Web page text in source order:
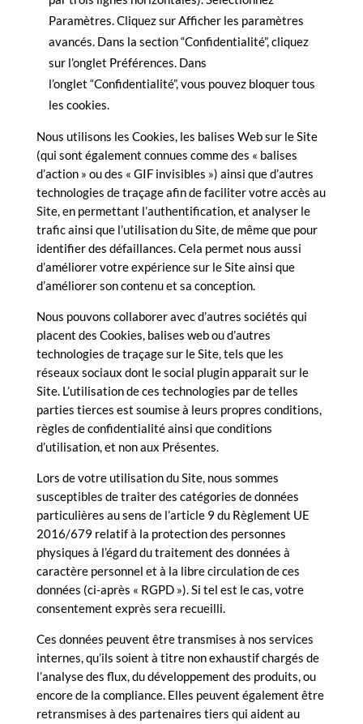
Paramètres. Cliquez sur Afficher les paramètres
avancés. Dans la section“Confidentialité”, cliquez
sur l’onglet Préférences. Dans
l’onglet “Confidentialité”, vous pouvez bloquer tous
les cookies.
Nous utilisons les Cookies, les balises Web sur le Site
(qui sont également connues comme des « balises
d’action » ou des « GIF invisibles ») ainsi que d’autres
technologies de traçage afin de faciliter votre accès au
Site, en permettant l’authentification, et analyser le
trafic ainsi que l’utilisation du Site, de même que pour
identifier des défaillances. Cela permet nous aussi
d’améliorer votre expérience sur le Site ainsi que
d’améliorer son contenu et sa conception.
Nous pouvons collaborer avec d’autres sociétés qui
placent des Cookies, balises web ou d’autres
technologies de traçage sur le Site, tels que les
réseaux sociaux dont le social plugin apparait sur le
Site. L’utilisation de ces technologies par de telles
parties tierces est soumise à leurs propres conditions,
règles de confidentialité ainsi que conditions
d’utilisation, et non aux Présentes.
Lors de votre utilisation du Site, nous sommes
susceptibles de traiter des catégories de données
particulières au sens de l’article 9 du Règlement UE
2016/679 relatif à la protection des personnes
physiques à l’égard du traitement des données à
caractère personnel et à la libre circulation de ces
données (ci-après « RGPD »). Si tel est le cas, votre
consentement exprès sera recueilli.
Ces données peuvent être transmises à nos services
internes, qu’ils soient à titre non exhaustif chargés de
l’analyse des flux, du développement des produits, ou
encore de la compliance. Elles peuvent également être
retransmises à des partenaires tiers qui aident au